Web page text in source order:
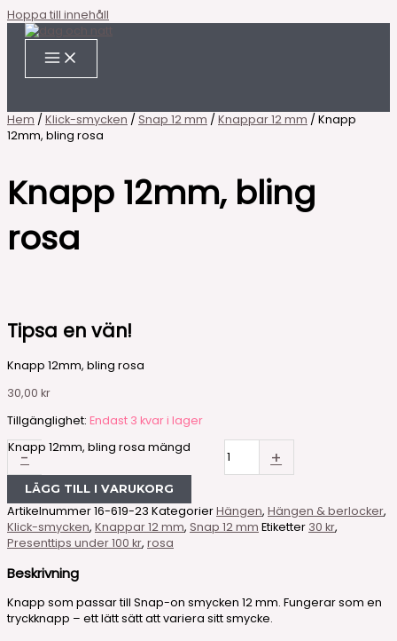
Hoppa till innehåll
Hem / Klick-smycken / Snap 12 mm / Knappar 12 mm / Knapp
12mm, bling rosa
Knapp 12mm, bling
rosa
Tipsa en vän!
Knapp 12mm, bling rosa
30,00 kr
Tillgänglighet: Endast 3 kvar i lager
-
Knapp 12mm, bling rosa mängd +
LÄGG TILL I VARUKORG
Artikelnummer16-619-23 KategorierHängen, Hängen & berlocker,
Klick-smycken, Knappar 12 mm, Snap 12 mm Etiketter 30 kr,
Presenttips under 100 kr, rosa
Beskrivning
Knapp som passar till Snap-on smycken 12 mm. Fungerar som en
tryckknapp – ett lätt sätt att variera sitt smycke.